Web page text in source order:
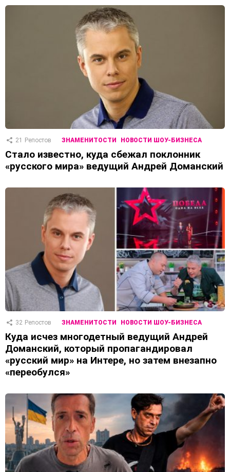
21 Репостов ЗНАМЕНИТОСТИ НОВОСТИ ШОУ-БИЗНЕСА
Стало известно, куда сбежал поклонник
«русского мира» ведущий Андрей Доманский
32 Репостов ЗНАМЕНИТОСТИ НОВОСТИ ШОУ-БИЗНЕСА
Куда исчез многодетный ведущий Андрей
Доманский, который пропагандировал
«русский мир» на Интере, но затем внезапно
«переобулся»